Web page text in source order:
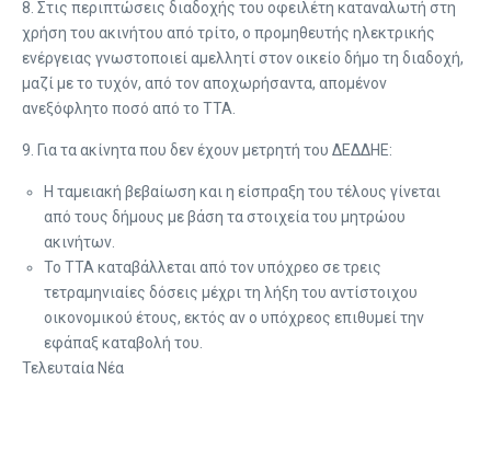
8. Στις περιπτώσεις διαδοχής του οφειλέτη καταναλωτή στη
χρήση του ακινήτου από τρίτο, ο προμηθευτής ηλεκτρικής
ενέργειας γνωστοποιεί αμελλητί στον οικείο δήμο τη διαδοχή,
μαζί με το τυχόν, από τον αποχωρήσαντα, απομένον
ανεξόφλητο ποσό από το ΤΤΑ.
9. Για τα ακίνητα που δεν έχουν μετρητή του ΔΕΔΔΗΕ:
Η ταμειακή βεβαίωση και η είσπραξη του τέλους γίνεται
από τους δήμους με βάση τα στοιχεία του μητρώου
ακινήτων.
Το ΤΤΑ καταβάλλεται από τον υπόχρεο σε τρεις
τετραμηνιαίες δόσεις μέχρι τη λήξη του αντίστοιχου
οικονομικού έτους, εκτός αν ο υπόχρεος επιθυμεί την
εφάπαξ καταβολή του.
Τελευταία Νέα